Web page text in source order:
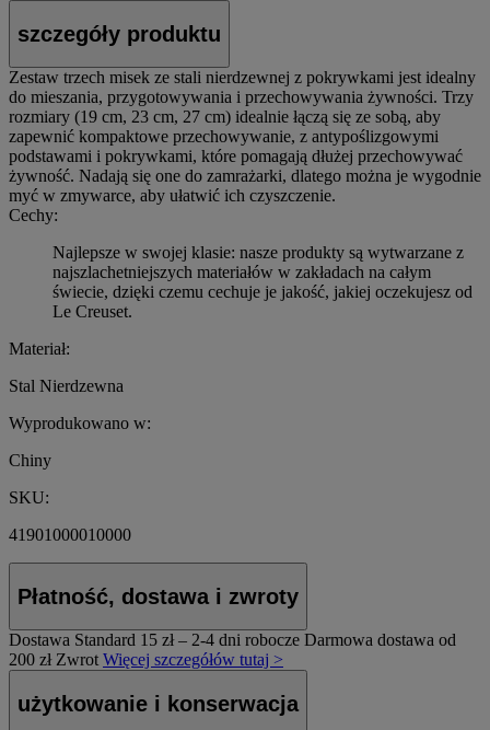
szczegóły produktu
Zestaw trzech misek ze stali nierdzewnej z pokrywkami jest idealny
do mieszania, przygotowywania i przechowywania żywności. Trzy
rozmiary (19 cm, 23 cm, 27 cm) idealnie łączą się ze sobą, aby
zapewnić kompaktowe przechowywanie, z antypoślizgowymi
podstawami i pokrywkami, które pomagają dłużej przechowywać
żywność. Nadają się one do zamrażarki, dlatego można je wygodnie
myć w zmywarce, aby ułatwić ich czyszczenie.
Cechy:
Najlepsze w swojej klasie: nasze produkty są wytwarzane z
najszlachetniejszych materiałów w zakładach na całym
świecie, dzięki czemu cechuje je jakość, jakiej oczekujesz od
Le Creuset.
Materiał:
Stal Nierdzewna
Wyprodukowano w:
Chiny
SKU:
41901000010000
Płatność, dostawa i zwroty
Dostawa Standard 15 zł – 2-4 dni robocze Darmowa dostawa od
200 zł Zwrot Więcej szczegółów tutaj >
użytkowanie i konserwacja